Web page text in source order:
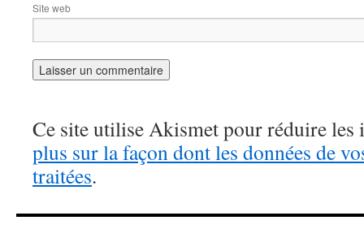
Site web
Ce site utilise Akismet pour réduire les
plus sur la façon dont les données de
traitées.